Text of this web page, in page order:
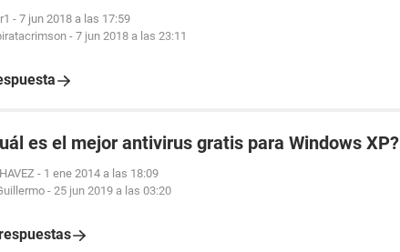
- 7 jun 2018 a las 17:59
- 7 jun 2018 a las 23:11
es el mejor antivirus gratis para Windows XP?
- 1 ene 2014 a las 18:09
- 25 jun 2019 a las 03:20